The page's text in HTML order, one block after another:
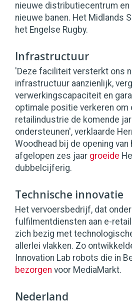
nieuwe distributiecentrum en
nieuwe banen. Het Midlands
het Engelse Rugby.
Infrastructuur
'Deze faciliteit versterkt ons
infrastructuur aanzienlijk,
verwerkingscapaciteit en
optimale positie verkeren om
retailindustrie de komende
ondersteunen', verklaarde
Woodhead bij de opening van
afgelopen zes jaar groeide
dubbelcijferig.
Technische innovatie
Het vervoersbedrijf, dat
fulfilmentdiensten aan e-
zich bezig met
allerlei vlakken. Zo
Innovation Lab robots die in
bezorgen voor MediaMarkt.
Nederland